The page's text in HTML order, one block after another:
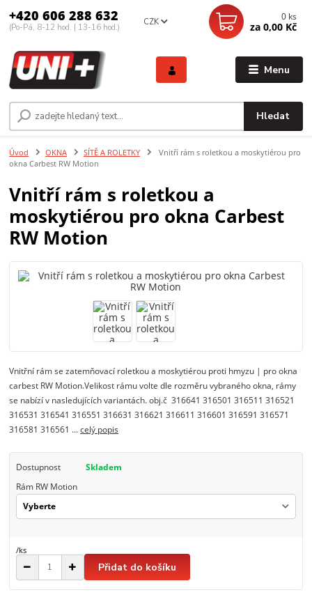
Menu
CZK
Hledat
+420 606 288 632
(Po-Pá, 8-12 hod. | 13-16 hod.)
0 ks
za 0,00 Kč
Úvod OKNA SÍTĚ A ROLETKY
Vnitří rám s roletkou a moskytiérou pro
okna Carbest RW Motion
Vnitří rám s roletkou a
moskytiérou pro okna Carbest
RW Motion
Vnitřní rám se zatemňovací roletkou a moskytiérou proti hmyzu | pro okna
carbest RW Motion.Velikost rámu volte dle rozměru vybraného okna, rámy
se nabízí v nasledujících variantách. obj.č 316641 316501 316511 316521
316531 316541 316551 316631 316621 316611 316601 316591 316571
316581 316561 ...celý popis
Dostupnost
Skladem
Rám RW Motion
/ks
Přidat do košíku